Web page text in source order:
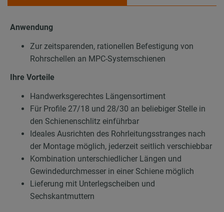
Anwendung
Zur zeitsparenden, rationellen Befestigung von
Rohrschellen an MPC-Systemschienen
Ihre Vorteile
Handwerksgerechtes Längensortiment
Für Profile 27/18 und 28/30 an beliebiger Stelle in
den Schienenschlitz einführbar
Ideales Ausrichten des Rohrleitungsstranges nach
der Montage möglich, jederzeit seitlich verschiebbar
Kombination unterschiedlicher Längen und
Gewindedurchmesser in einer Schiene möglich
Lieferung mit Unterlegscheiben und
Sechskantmuttern